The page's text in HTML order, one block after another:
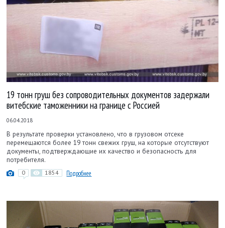
19 тонн груш без сопроводительных документов задержали
витебские таможенники на границе с Россией
06.04.2018
В результате проверки установлено, что в грузовом отсеке
перемещаются более 19 тонн свежих груш, на которые отсутствуют
документы, подтверждающие их качество и безопасность для
потребителя.
0 1854 Подробнее